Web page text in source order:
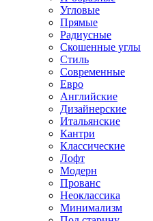
Угловые
Прямые
Радиусные
Скошенные углы
Стиль
Современные
Евро
Английские
Дизайнерские
Итальянские
Кантри
Классические
Лофт
Модерн
Прованс
Неоклассика
Минимализм